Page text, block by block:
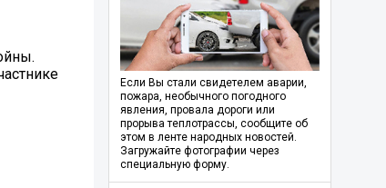
Если Вы стали свидетелем аварии,
пожара, необычного погодного
явления, провала дороги или
прорыва теплотрассы, сообщите об
этом в ленте народных новостей.
Загружайте фотографии через
специальную форму.